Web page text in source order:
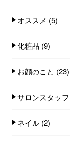
オススメ (5)
化粧品 (9)
お顔のこと (23)
サロンスタッフ
ネイル (2)